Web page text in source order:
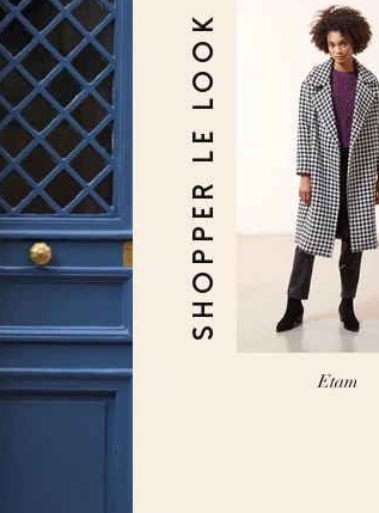
SHOPPER LE LOOK
Etam